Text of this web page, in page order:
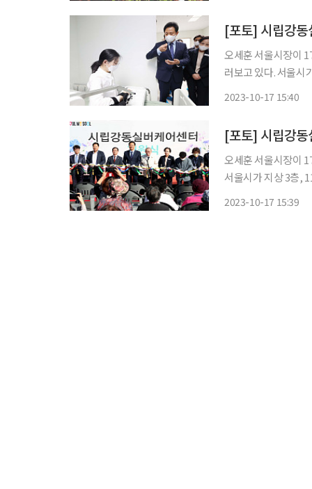
[포토] 시립강동
오세훈 서울시장이
러보고 있다. 서울시
2023-10-17 15:40
[포토] 시립강동
오세훈 서울시장이
서울시가 지상 3층,
2023-10-17 15:39